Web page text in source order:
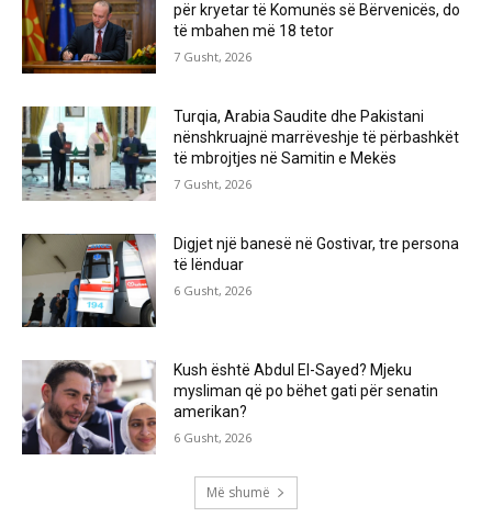
për kryetar të Komunës së Bërvenicës, do
të mbahen më 18 tetor
7 Gusht, 2026
Turqia, Arabia Saudite dhe Pakistani
nënshkruajnë marrëveshje të përbashkët
të mbrojtjes në Samitin e Mekës
7 Gusht, 2026
Digjet një banesë në Gostivar, tre persona
të lënduar
6 Gusht, 2026
Kush është Abdul El-Sayed? Mjeku
mysliman që po bëhet gati për senatin
amerikan?
6 Gusht, 2026
Më shumë